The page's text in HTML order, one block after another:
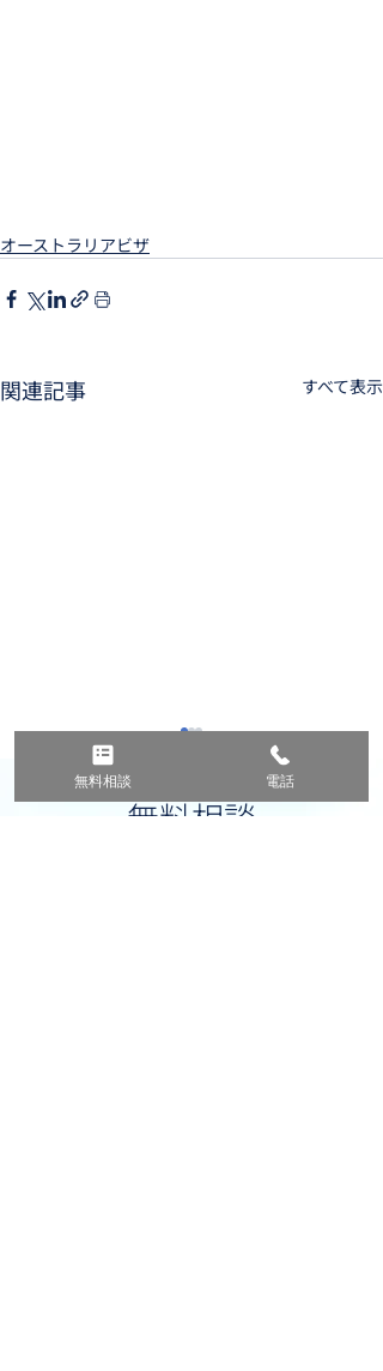
オーストラリアビザ
関連記事 すべて表示
無料相談
無料相談 電話